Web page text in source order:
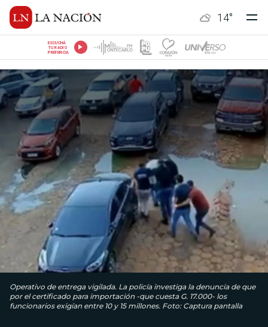
14°
ESCUCHÁ
TU RADIO
PREFERIDA
Operativo de entrega vigilada. La policía investiga la denuncia de que
por el certificado para importación -que cuesta G. 17.000- los
funcionarios exigían entre 10 y 15 millones. Foto: Captura pantalla